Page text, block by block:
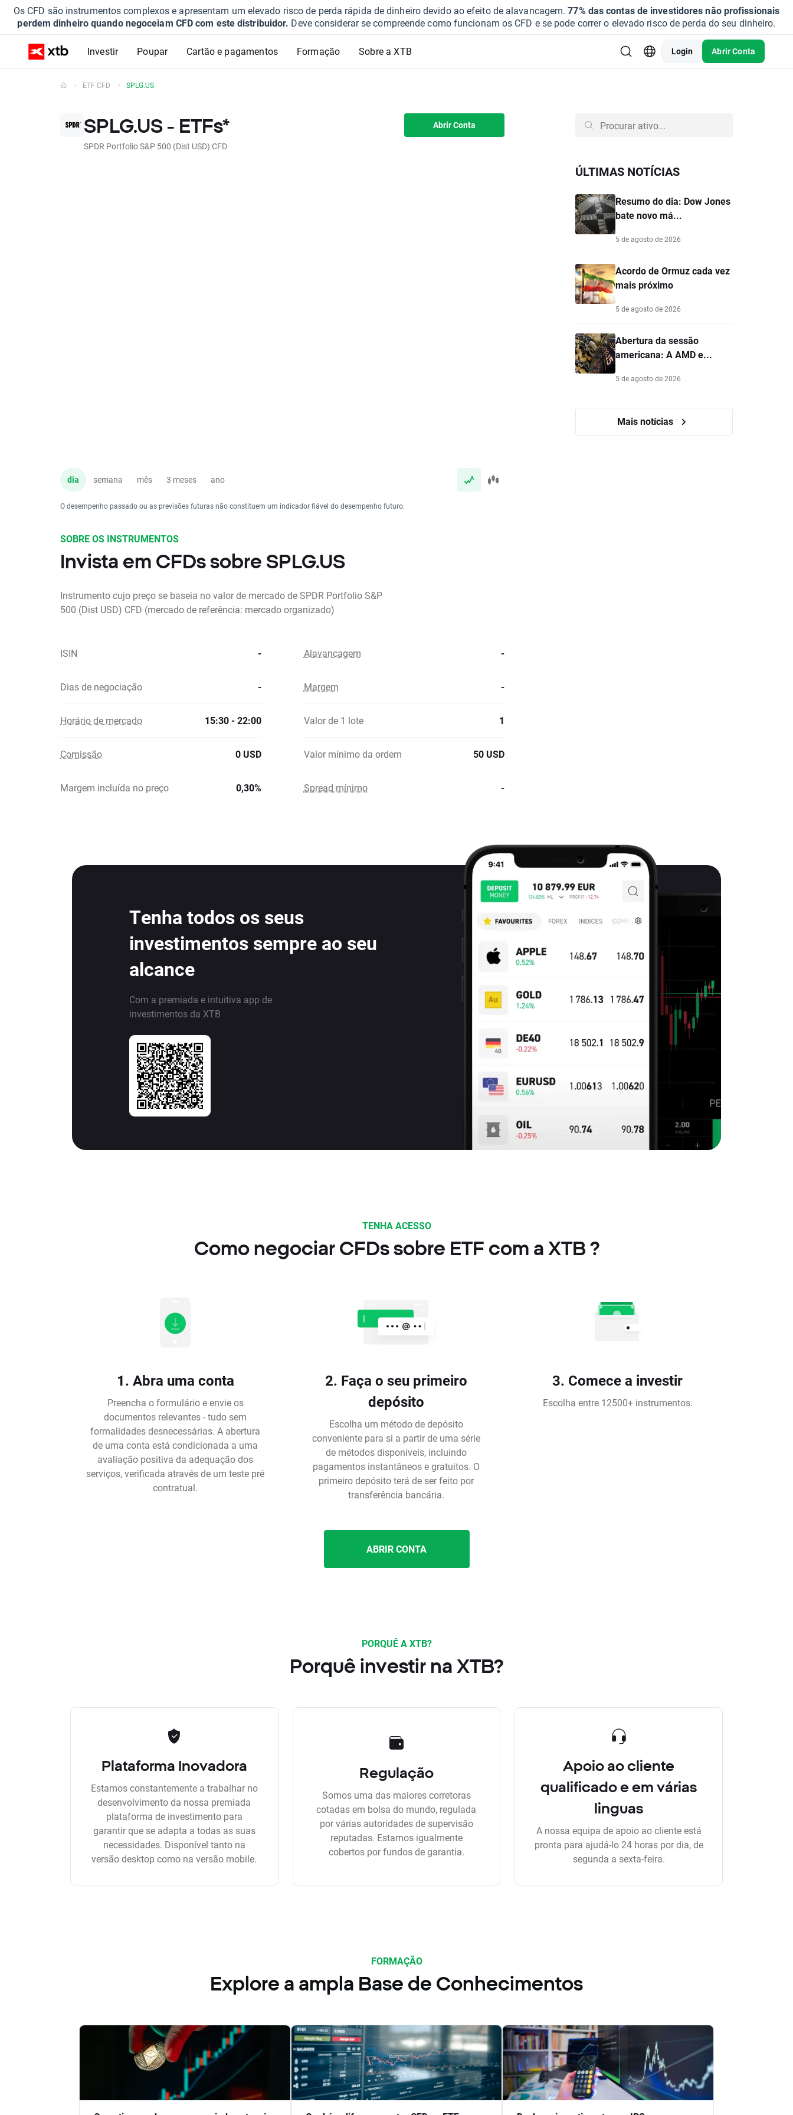
Os CFD são instrumentos complexos e apresentam um elevado risco de perda rápida de dinheiro devido ao efeito de alavancagem.77% das contas de investidores não profissionais
perdem dinheiro quando negoceiam CFD com este distribuidor. Deve considerar se compreende como funcionam os CFD e se pode correr o elevado risco de perda do seu dinheiro.
Investir Poupar Cartão e pagamentos Formação Sobre a XTB Login Abrir Conta
ETF CFD SPLG.US
SPLG.US - ETFs*
SPDR Portfolio S&P 500 (Dist USD) CFD
Abrir Conta
dia semana mês 3 meses ano
O desempenho passado ou as previsões futuras não constituem um indicador fiável do desempenho futuro.
ÚLTIMAS NOTÍCIAS
Resumo do dia: Dow Jones
bate novo má...
5 de agosto de 2026
Acordo de Ormuz cada vez
mais próximo
5 de agosto de 2026
Abertura da sessão
americana: A AMD e...
5 de agosto de 2026
Mais notícias
SOBRE OS INSTRUMENTOS
Invista em CFDs sobre SPLG.US
Instrumento cujo preço se baseia no valor de mercado de SPDR Portfolio S&P
500 (Dist USD) CFD (mercado de referência: mercado organizado)
ISIN - Alavancagem -
Dias de negociação - Margem -
Horário de mercado 15:30 - 22:00 Valor de 1 lote 1
Comissão 0 USD Valor mínimo da ordem 50 USD
Margem incluída no preço 0,30% Spread mínimo -
Tenha todos os seus
investimentos sempre ao seu
alcance
Com a premiada e intuitiva app de
investimentos da XTB
TENHA ACESSO
Como negociar CFDs sobre ETF com a XTB ?
1. Abra uma conta
Preencha o formulário e envie os
documentos relevantes - tudo sem
formalidades desnecessárias. A abertura
de uma conta está condicionada a uma
avaliação positiva da adequação dos
serviços, verificada através de um teste pré
contratual.
2. Faça o seu primeiro
depósito
Escolha um método de depósito
conveniente para si a partir de uma série
de métodos disponíveis, incluindo
pagamentos instantâneos e gratuitos. O
primeiro depósito terá de ser feito por
transferência bancária.
3. Comece a investir
Escolha entre 12500+ instrumentos.
ABRIR CONTA
PORQUÊ A XTB?
Porquê investir na XTB?
Plataforma Inovadora
Estamos constantemente a trabalhar no
desenvolvimento da nossa premiada
plataforma de investimento para
garantir que se adapta a todas as suas
necessidades. Disponível tanto na
versão desktop como na versão mobile.
Regulação
Somos uma das maiores corretoras
cotadas em bolsa do mundo, regulada
por várias autoridades de supervisão
reputadas. Estamos igualmente
cobertos por fundos de garantia.
Apoio ao cliente
qualificado e em várias
linguas
A nossa equipa de apoio ao cliente está
pronta para ajudá-lo 24 horas por dia, de
segunda a sexta-feira.
FORMAÇÃO
Explore a ampla Base de Conhecimentos